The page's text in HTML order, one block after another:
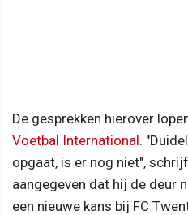
De gesprekken hierover
Voetbal International.
opgaat, is er nog niet",
aangegeven dat hij de
een nieuwe kans bij FC